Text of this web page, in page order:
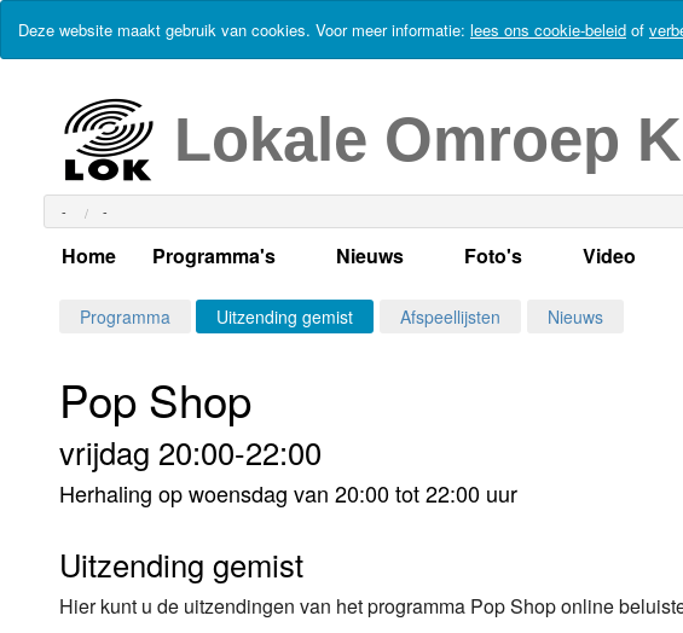
Deze website maakt gebruik van cookies. Voor meer informatie: lees ons cookie-beleid of
Lokale Omroep
- -
Home Programma's
Alle dagen
Per dag
Luister LOK Live
Nieuws
Actueel Lokaal Nieuws
Foto's
Algemeen
Video
LOK TV
Programma Uitzending gemist Afspeellijsten Nieuws
Pop Shop
vrijdag 20:00-22:00
Herhaling op woensdag van 20:00 tot 22:00 uur
Uitzending gemist
Hier kunt u de uitzendingen van het programma Pop Shop online